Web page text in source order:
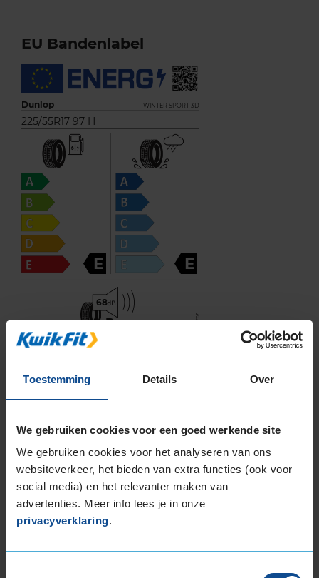
Toestemming Details Over
We gebruiken cookies voor een goed werkende site
We gebruiken cookies voor het analyseren van ons
websiteverkeer, het bieden van extra functies (ook voor
social media) en het relevanter maken van
advertenties. Meer info lees je in onze
privacyverklaring.
EU Bandenlabel
Dunlop WINTER SPORT 3D
225/55R17 97 H
E E
68
B
brandstofefficiëntie-label E, wat overeen komt
met een matige tot zwakke
In de categorie grip op nat wegdek is deze band
gewaardeerd met een E-label, wat betekent dat
deze band matige tot zwakke grip heeft bij
natte weersomstandigheden.